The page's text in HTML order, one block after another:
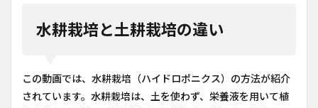
水耕栽培と土耕栽培の違い
この動画では、水耕栽培（ハイドロポニクス）の方法が紹介
されています。水耕栽培は、土を使わず、栄養液を用いて植